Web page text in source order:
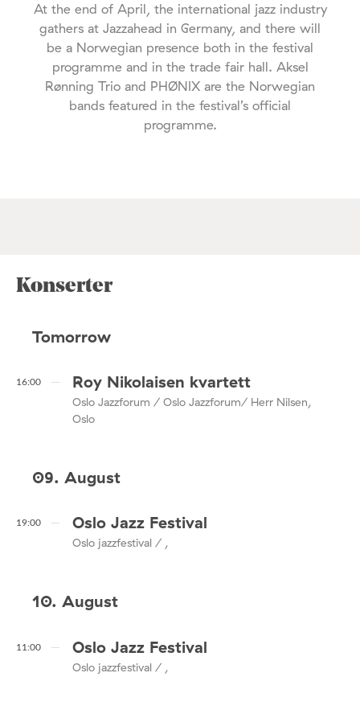
At the end of April, the international jazz industry
gathers at Jazzahead in Germany, and there will
be a Norwegian presence both in the festival
programme and in the trade fair hall. Aksel
Rønning Trio and PHØNIX are the Norwegian
bands featured in the festival’s official
programme.
Konserter
Tomorrow
16:00 Roy Nikolaisen kvartett
Oslo Jazzforum / Oslo Jazzforum/ Herr Nilsen,
Oslo
09. August
19:00 Oslo Jazz Festival
Oslo jazzfestival / ,
10. August
11:00 Oslo Jazz Festival
Oslo jazzfestival / ,